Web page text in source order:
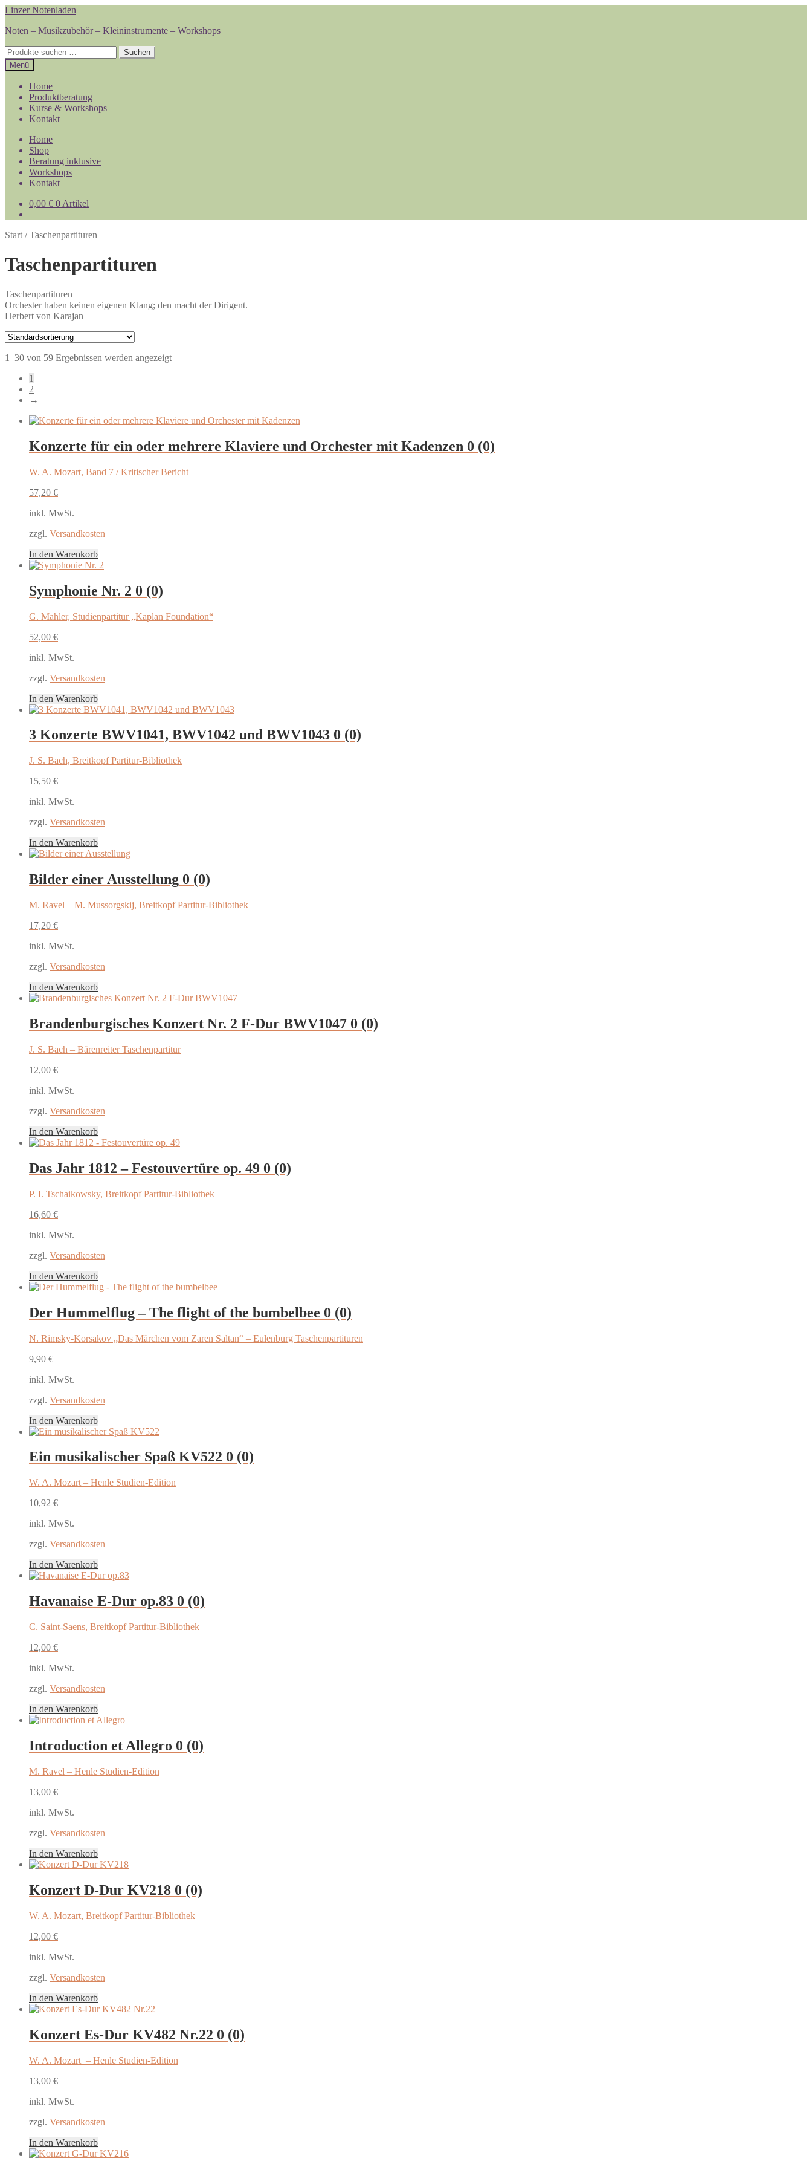
Zur
springen
Zum
springen
Linzer Notenladen
Noten – Musikzubehör – Kleininstrumente – Workshops
Suchen
nach:
Suchen
Menü
Home
Produktberatung
Kurse & Workshops
Kontakt
Home
Shop
Beratung inklusive
Workshops
Kontakt
0,00 € 0 Artikel
Start /Taschenpartituren
Taschenpartituren
Taschenpartituren
Orchester haben keinen eigenen Klang; den macht der Dirigent.
Herbert von Karajan
1–30 von 59 Ergebnissen werden angezeigt
1
2
→
Konzerte für ein oder mehrere Klaviere und Orchester mit Kadenzen 0 (0)
W. A. Mozart, Band 7 / Kritischer Bericht
57,20 €
inkl. MwSt.
zzgl. Versandkosten
In den Warenkorb
Symphonie Nr. 2 0 (0)
G. Mahler, Studienpartitur „Kaplan Foundation“
52,00 €
inkl. MwSt.
zzgl. Versandkosten
In den Warenkorb
3 Konzerte BWV1041, BWV1042 und BWV1043 0 (0)
J. S. Bach, Breitkopf Partitur-Bibliothek
15,50 €
inkl. MwSt.
zzgl. Versandkosten
In den Warenkorb
Bilder einer Ausstellung 0 (0)
M. Ravel – M. Mussorgskij, Breitkopf Partitur-Bibliothek
17,20 €
inkl. MwSt.
zzgl. Versandkosten
In den Warenkorb
Brandenburgisches Konzert Nr. 2 F-Dur BWV1047 0 (0)
J. S. Bach – Bärenreiter Taschenpartitur
12,00 €
inkl. MwSt.
zzgl. Versandkosten
In den Warenkorb
Das Jahr 1812 – Festouvertüre op. 49 0 (0)
P. I. Tschaikowsky, Breitkopf Partitur-Bibliothek
16,60 €
inkl. MwSt.
zzgl. Versandkosten
In den Warenkorb
Der Hummelflug – The flight of the bumbelbee 0 (0)
N. Rimsky-Korsakov „Das Märchen vom Zaren Saltan“ – Eulenburg Taschenpartituren
9,90 €
inkl. MwSt.
zzgl. Versandkosten
In den Warenkorb
Ein musikalischer Spaß KV522 0 (0)
W. A. Mozart – Henle Studien-Edition
10,92 €
inkl. MwSt.
zzgl. Versandkosten
In den Warenkorb
Havanaise E-Dur op.83 0 (0)
C. Saint-Saens, Breitkopf Partitur-Bibliothek
12,00 €
inkl. MwSt.
zzgl. Versandkosten
In den Warenkorb
Introduction et Allegro 0 (0)
M. Ravel – Henle Studien-Edition
13,00 €
inkl. MwSt.
zzgl. Versandkosten
In den Warenkorb
Konzert D-Dur KV218 0 (0)
W. A. Mozart, Breitkopf Partitur-Bibliothek
12,00 €
inkl. MwSt.
zzgl. Versandkosten
In den Warenkorb
Konzert Es-Dur KV482 Nr.22 0 (0)
W. A. Mozart – Henle Studien-Edition
13,00 €
inkl. MwSt.
zzgl. Versandkosten
In den Warenkorb